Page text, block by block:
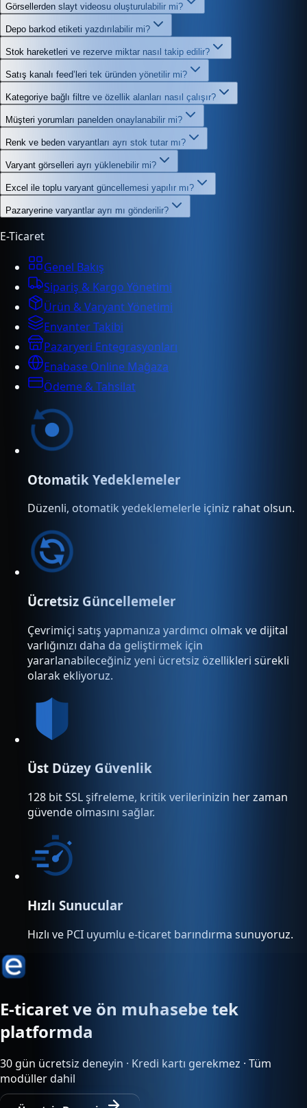
Görsellerden slayt videosu oluşturulabilir mi?
Depo barkod etiketi yazdırılabilir mi?
Stok hareketleri ve rezerve miktar nasıl takip edilir?
Satış kanalı feed’leri tek üründen yönetilir mi?
Kategoriye bağlı filtre ve özellik alanları nasıl çalışır?
Müşteri yorumları panelden onaylanabilir mi?
Renk ve beden varyantları ayrı stok tutar mı?
Varyant görselleri ayrı yüklenebilir mi?
Excel ile toplu varyant güncellemesi yapılır mı?
Pazaryerine varyantlar ayrı mı gönderilir?
E-Ticaret
Genel Bakış
Sipariş & Kargo Yönetimi
Ürün & Varyant Yönetimi
Envanter Takibi
Pazaryeri Entegrasyonları
Enabase Online Mağaza
Ödeme & Tahsilat
Otomatik Yedeklemeler
Düzenli, otomatik yedeklemelerle içiniz rahat olsun.
Ücretsiz Güncellemeler
Çevrimiçi satış yapmanıza yardımcı olmak ve dijital
varlığınızı daha da geliştirmek için
yararlanabileceğiniz yeni ücretsiz özellikleri sürekli
olarak ekliyoruz.
Üst Düzey Güvenlik
128 bit SSL şifreleme, kritik verilerinizin her zaman
güvende olmasını sağlar.
Hızlı Sunucular
Hızlı ve PCI uyumlu e-ticaret barındırma sunuyoruz.
E-ticaret ve ön muhasebe tek
platformda
30 gün ücretsiz deneyin · Kredi kartı gerekmez · Tüm
modüller dahil